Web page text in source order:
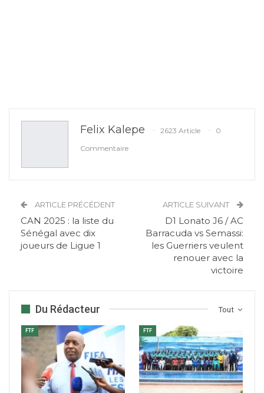
Felix Kalepe 2623 Article
0
Commentaire
ARTICLE PRÉCÉDENT
CAN 2025 : la liste du
Sénégal avec dix
joueurs de Ligue 1
ARTICLE SUIVANT
D1 Lonato J6 / AC
Barracuda vs Semassi:
les Guerriers veulent
renouer avec la
victoire
Tout
Du Rédacteur
FTF FTF